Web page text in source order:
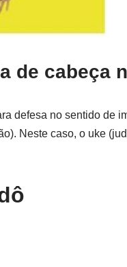
de cabeça
defesa no sentido de
Neste caso, o uke